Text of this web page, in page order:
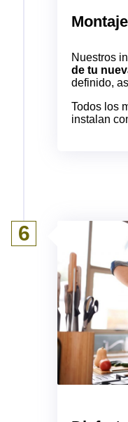
Nuestros
de tu
definido,
Todos los
instalan
6